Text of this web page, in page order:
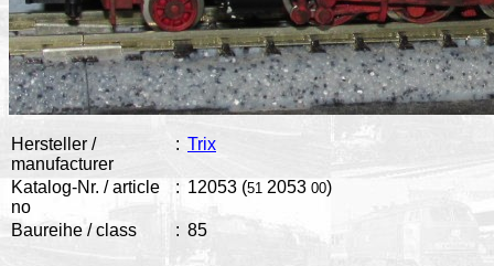
Hersteller /
manufacturer
: Trix
Katalog-Nr. / article
no
: 12053 (51 2053 00)
Baureihe / class : 85